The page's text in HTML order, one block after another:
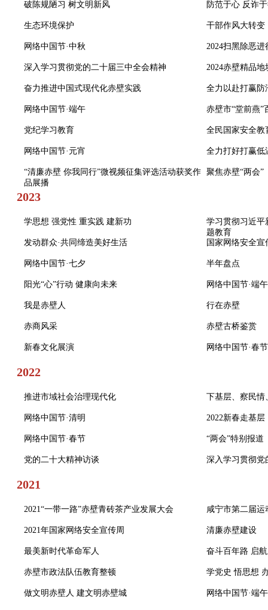
破陈规陋习 树文明新风 防范于心 反诈
生态环境保护 干部作风大转变
网络中国节·中秋 2024扫黑除恶进
深入学习贯彻党的二十届三中全会精神 2024赤壁精品地
奋力推进中国式现代化赤壁实践 全力以赴打赢防
网络中国节·端午 赤壁市“堂前燕”
党纪学习教育 全民国家安全教
网络中国节·元宵 全力打好打赢低
“清廉赤壁 你我同行”微视频征集评选活动获奖作
品展播
聚焦赤壁“两会”
2023
学思想 强党性 重实践 建新功
学习贯彻习近平
题教育
发动群众·共同缔造美好生活
国家网络安全宣
网络中国节·七夕 半年盘点
阳光“心”行动 健康向未来 网络中国节·端午
我是赤壁人 行在赤壁
赤商风采 赤壁古桥鉴赏
新春文化展演 网络中国节·春节
2022
推进市域社会治理现代化 下基层、察民情
网络中国节·清明 2022新春走基层
网络中国节·春节 “两会”特别报道
党的二十大精神访谈 深入学习贯彻党
2021
2021“一带一路”赤壁青砖茶产业发展大会 咸宁市第二届运
2021年国家网络安全宣传周 清廉赤壁建设
最美新时代革命军人 奋斗百年路 启
赤壁市政法队伍教育整顿 学党史 悟思想
做文明赤壁人 建文明赤壁城 网络中国节·端午